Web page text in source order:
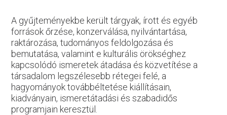
A gyűjteményekbe került tárgyak, írott és egyéb
források őrzése, konzerválása, nyilvántartása,
raktározása, tudományos feldolgozása és
bemutatása, valamint e kulturális örökséghez
kapcsolódó ismeretek átadása és közvetítése a
társadalom legszélesebb rétegei felé, a
hagyományok továbbéltetése kiállításain,
kiadványain, ismeretátadási és szabadidős
programjain keresztül.